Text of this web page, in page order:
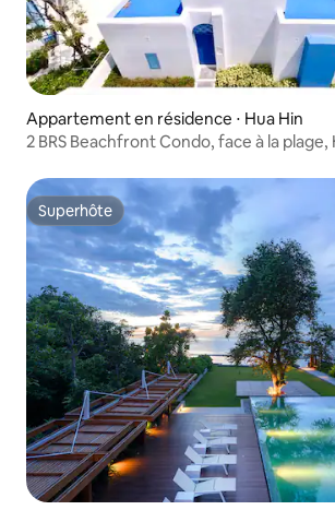
Appartement en résidence ⋅ Hua Hin
2 BRS Beachfront Condo, face à la plage,
Superhôte
Superhôte